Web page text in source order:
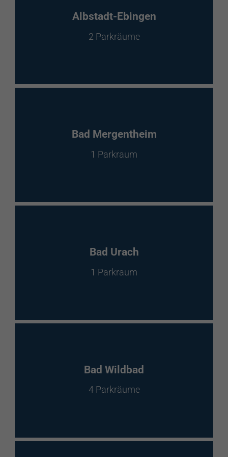
EnBW Mobility
Spontanladen
Albstadt-Ebingen
2 Parkräume
Bad Mergentheim
1 Parkraum
Bad Urach
1 Parkraum
Bad Wildbad
4 Parkräume